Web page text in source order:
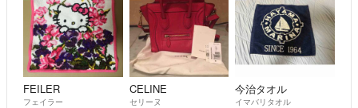
FEILER
フェイラー
CELINE
セリーヌ
今治タオル
イマバリタオル